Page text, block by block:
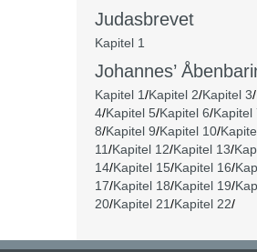
Judasbrevet
Kapitel 1
Johannes’
Kapitel 1/Kapitel 2/Kapitel 3/
4/Kapitel 5/Kapitel 6/Kapitel
8/Kapitel 9/Kapitel 10/
11/Kapitel 12/Kapitel 13/
14/Kapitel 15/Kapitel 16/
17/Kapitel 18/Kapitel 19/
20/Kapitel 21/Kapitel 22/